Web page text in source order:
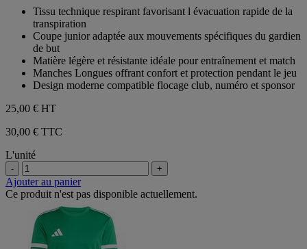
étoiles.
Tissu technique respirant favorisant l évacuation rapide de la
transpiration
Coupe junior adaptée aux mouvements spécifiques du gardien
de but
Matière légère et résistante idéale pour entraînement et match
Manches Longues offrant confort et protection pendant le jeu
Design moderne compatible flocage club, numéro et sponsor
25,00 € HT
30,00 € TTC
L'unité
- +
Ajouter au panier
Ce produit n'est pas disponible actuellement.